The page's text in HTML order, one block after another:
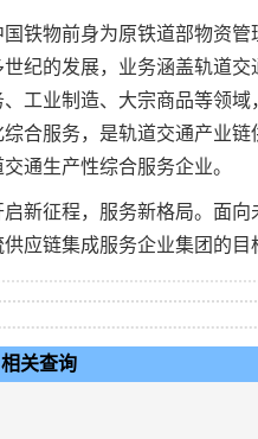
国铁物前身为原铁道部物资
世纪的发展，业务涵盖轨道
、工业制造、大宗商品等领
综合服务，是轨道交通产业
交通生产性综合服务企业。
启新征程，服务新格局。面
供应链集成服务企业集团的目
相关查询